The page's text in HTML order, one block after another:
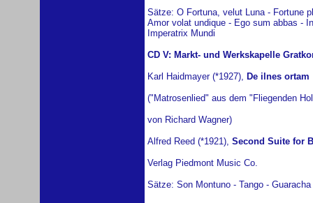
Sätze: O Fortuna, velut Luna - Fortune
Amor volat undique - Ego sum abbas -
Imperatrix Mundi
CD V: Markt- und Werkskapelle
Karl Haidmayer (*1927), De ilnes ortam
("Matrosenlied" aus dem "Fliegenden
von Richard Wagner)
Alfred Reed (*1921), Second Suite for
Verlag Piedmont Music Co.
Sätze: Son Montuno - Tango -